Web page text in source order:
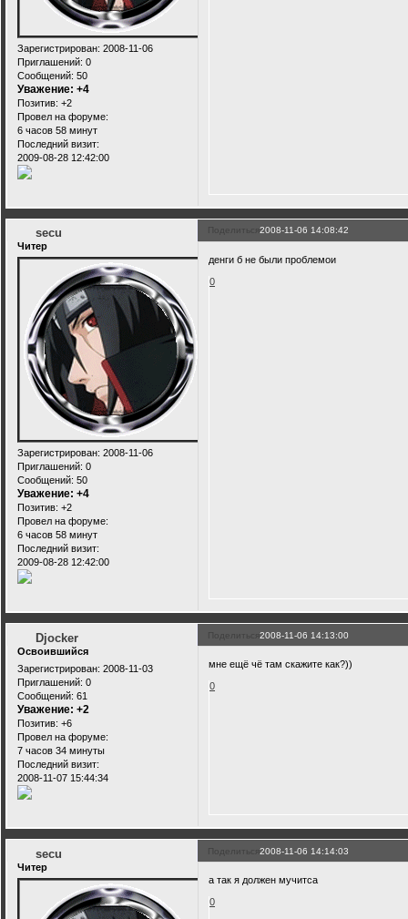
Зарегистрирован: 2008-11-06
Приглашений: 0
Сообщений: 50
Уважение: +4
Позитив: +2
Провел на форуме:
6 часов 58 минут
Последний визит:
2009-08-28 12:42:00
Поделиться2008-11-06 14:08:42
secu
Читер
Зарегистрирован: 2008-11-06
Приглашений: 0
Сообщений: 50
Уважение: +4
Позитив: +2
Провел на форуме:
6 часов 58 минут
Последний визит:
2009-08-28 12:42:00
денги б не были проблемои
0
Поделиться2008-11-06 14:13:00
Djocker
Освоившийся
Зарегистрирован: 2008-11-03
Приглашений: 0
Сообщений: 61
Уважение: +2
Позитив: +6
Провел на форуме:
7 часов 34 минуты
Последний визит:
2008-11-07 15:44:34
мне ещё чё там скажите как?))
0
Поделиться2008-11-06 14:14:03
secu
Читер
а так я должен мучитса
0